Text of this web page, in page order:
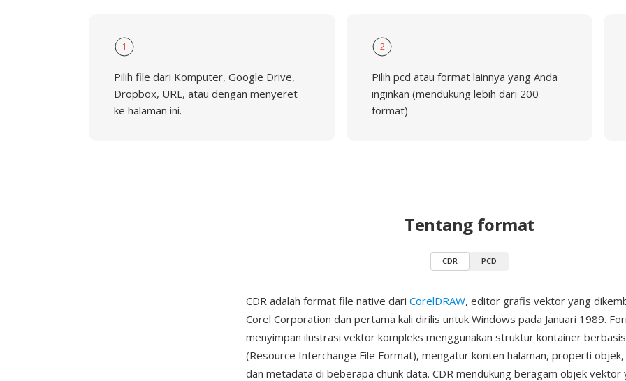
1
Pilih file dari Komputer, Google Drive,
Dropbox, URL, atau dengan menyeret
ke halaman ini.
2
Pilih pcd atau format lainnya yang Anda
inginkan (mendukung lebih dari 200
format)
Tentang format
CDR PCD
CDR adalah format file native dari CorelDRAW, editor grafis vektor yang
Corel Corporation dan pertama kali dirilis untuk Windows pada Januari 1989.
menyimpan ilustrasi vektor kompleks menggunakan struktur kontainer
(Resource Interchange File Format), mengatur konten halaman, properti
dan metadata di beberapa chunk data. CDR mendukung beragam objek vektor